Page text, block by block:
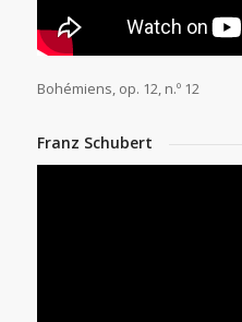
Bohémiens, op. 12, n.º 12
Franz Schubert